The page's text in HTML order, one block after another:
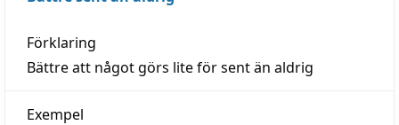
Förklaring
Bättre att något görs lite för sent än aldrig
Exempel